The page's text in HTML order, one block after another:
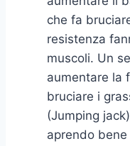
che fa
resistenza
muscoli. Un
aumentare la
bruciare i
(Jumping
aprendo